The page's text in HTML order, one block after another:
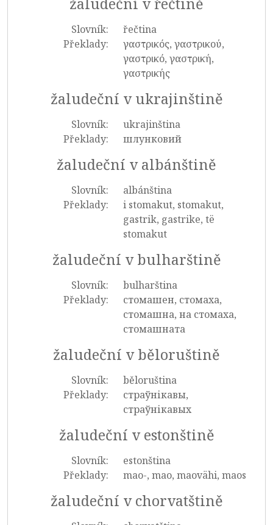
Slovník:
řečtina
Překlady:
γαστρικός, γαστρικού,
γαστρικό, γαστρική,
γαστρικής
žaludeční v ukrajinštině
Slovník:
ukrajinština
Překlady:
шлунковий
žaludeční v albánštině
Slovník:
albánština
Překlady:
i stomakut, stomakut,
gastrik, gastrike, të
stomakut
žaludeční v bulharštině
Slovník:
bulharština
Překlady:
стомашен, стомаха,
стомашна, на стомаха,
стомашната
žaludeční v běloruštině
Slovník:
běloruština
Překlady:
страўнікавы,
страўнікавых
žaludeční v estonštině
Slovník:
estonština
Překlady:
mao-, mao, maovähi, maos
žaludeční v chorvatštině